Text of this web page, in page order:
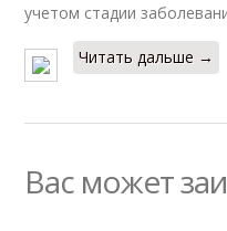
учетом стадии
Читать дальше →
Вас может